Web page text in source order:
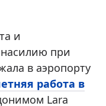
и
при
в аэропорту
работа в
Lara